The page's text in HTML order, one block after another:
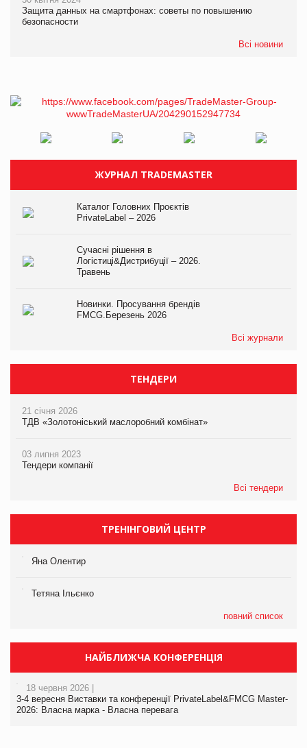
Защита данных на смартфонах: советы по повышению
безопасности
Всі новини
ЖУРНАЛ TRADEMASTER
Каталог Головних Проєктів
PrivateLabel – 2026
Сучасні рішення в
Логістиці&Дистрибуції – 2026.
Травень
Новинки. Просування брендів
FMCG.Березень 2026
Всі журнали
ТЕНДЕРИ
21 січня 2026
ТДВ «Золотоніський маслоробний комбінат»
03 липня 2023
Тендери компанії
Всі тендери
ТРЕНІНГОВИЙ ЦЕНТР
Яна Олентир
Тетяна Ільєнко
повний список
НАЙБЛИЖЧА КОНФЕРЕНЦІЯ
18 червня 2026 |
3-4 вересня Виставки та конференції PrivateLabel&FMCG Master-
2026: Власна марка - Власна перевага